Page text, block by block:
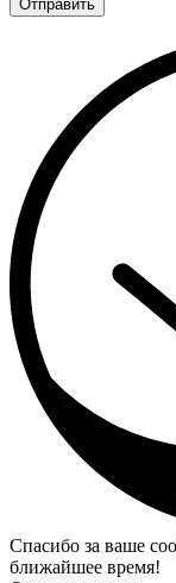
Отправить
Спасибо за ваше
ближайшее время!